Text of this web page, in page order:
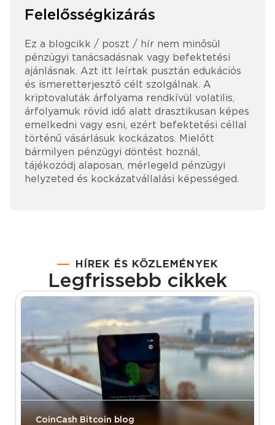
Felelősségkizárás
Ez a blogcikk / poszt / hír nem minősül
pénzügyi tanácsadásnak vagy befektetési
ajánlásnak. Azt itt leírtak pusztán edukációs
és ismeretterjesztő célt szolgálnak. A
kriptovaluták árfolyama rendkívül volatilis,
árfolyamuk rövid idő alatt drasztikusan képes
emelkedni vagy esni, ezért befektetési céllal
történű vásárlásuk kockázatos. Mielőtt
bármilyen pénzügyi döntést hoznál,
tájékozódj alaposan, mérlegeld pénzügyi
helyzeted és kockázatvállalási képességed.
HÍREK ÉS KÖZLEMÉNYEK
Legfrissebb cikkek
CoinCash Bitcoin blog